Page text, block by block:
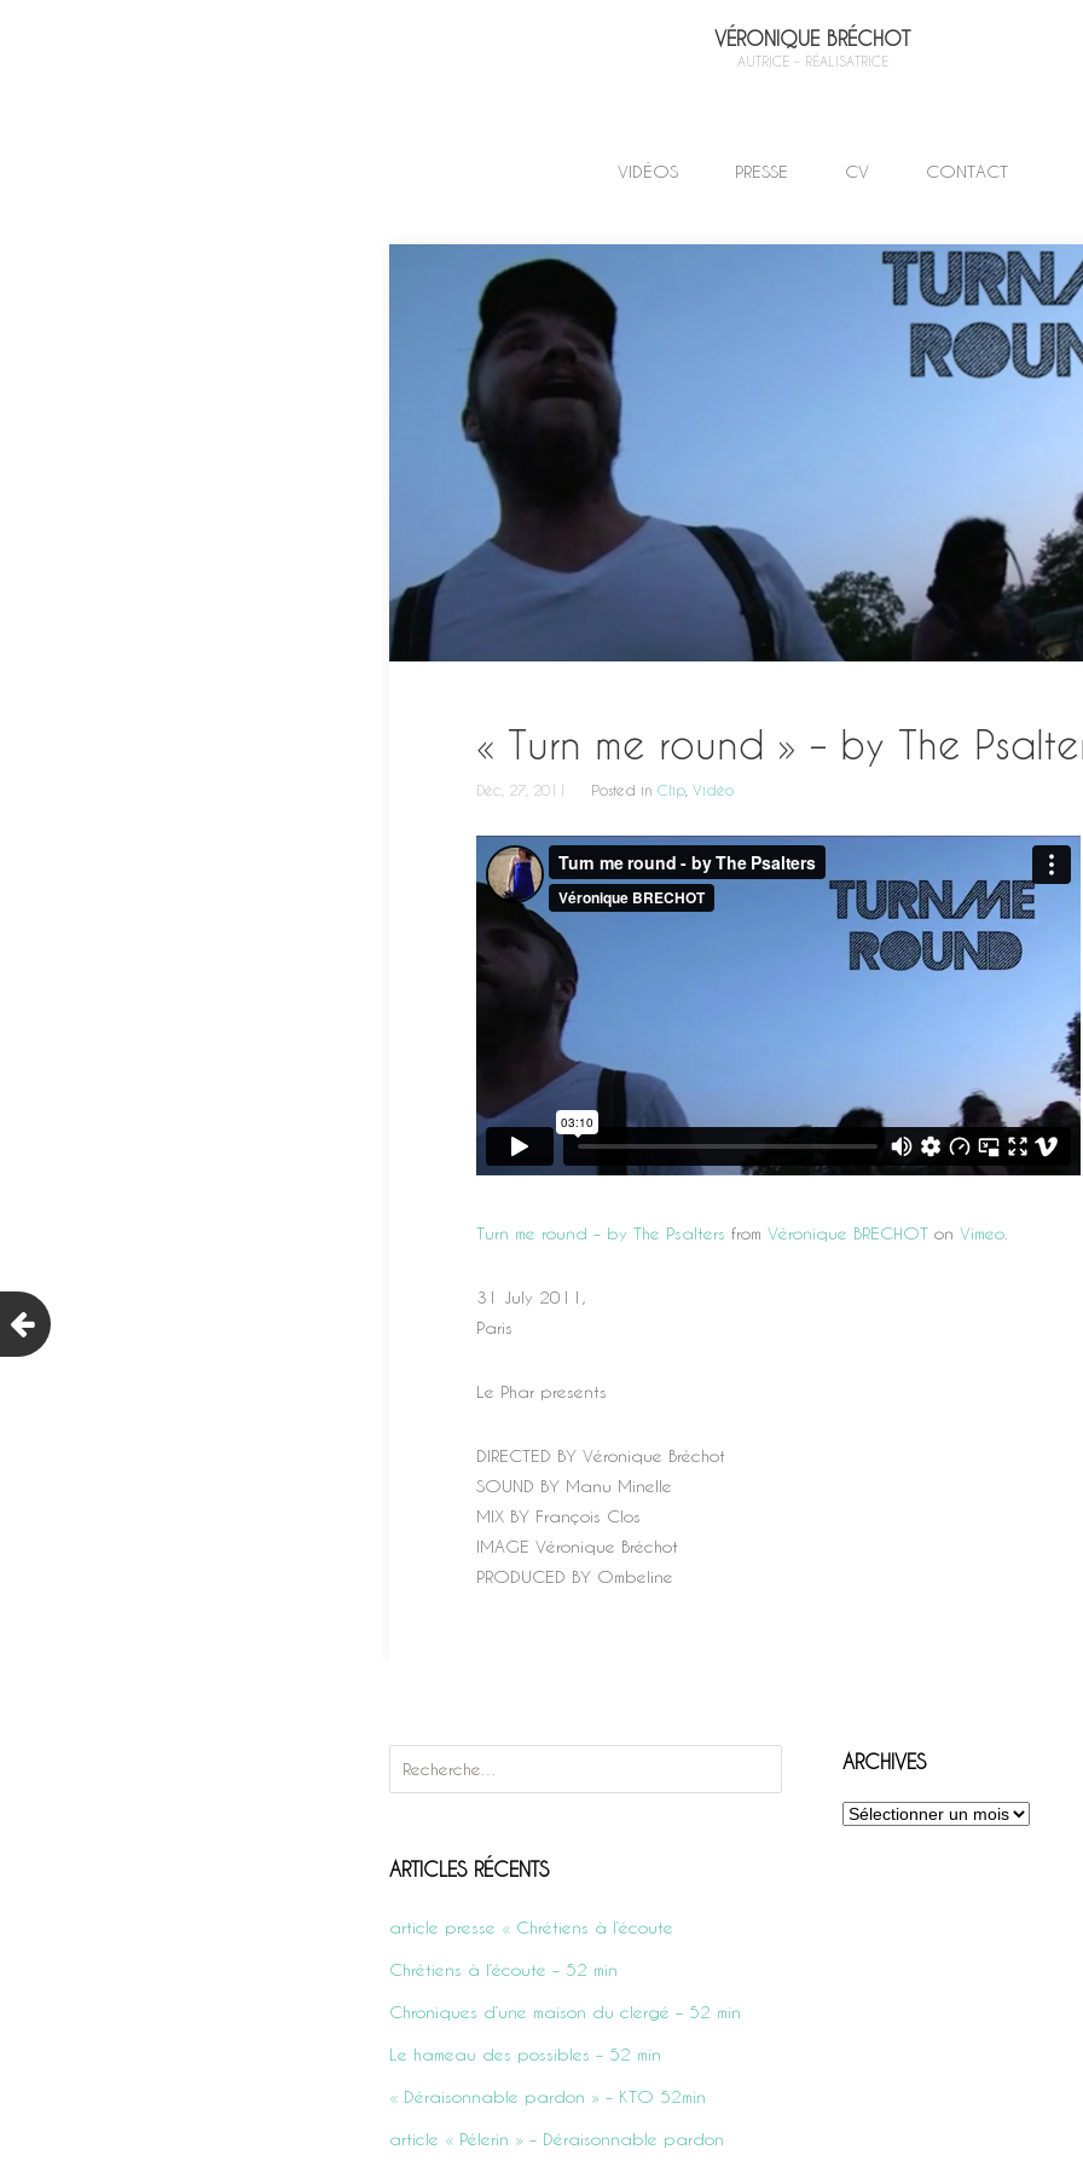
VÉRONIQUE BRÉCHOT
AUTRICE – RÉALISATRICE
VIDÉOS PRESSE CV CONTACT
« Turn me round » – by The
Déc, 27, 2011 Posted in Clip Vidéo
Turn me round – by The Psalters from Véronique BRECHOT on Vimeo
31 July 2011,
Paris
Le Phar presents
DIRECTED BY Véronique Bréchot
SOUND BY Manu Minelle
MIX BY François Clos
IMAGE Véronique Bréchot
PRODUCED BY Ombeline
Rechercher : ARCHIVES
Archives
ARTICLES RÉCENTS
article presse « Chrétiens à l’écoute
Chrétiens à l’écoute – 52 min
Chroniques d’une maison du clergé – 52 min
Le hameau des possibles – 52 min
« Déraisonnable pardon » – KTO 52min
article « Pélerin » – Déraisonnable pardon